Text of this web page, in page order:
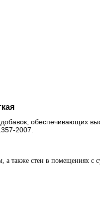
обеспечивающих
2007.
а также стен в помещениях